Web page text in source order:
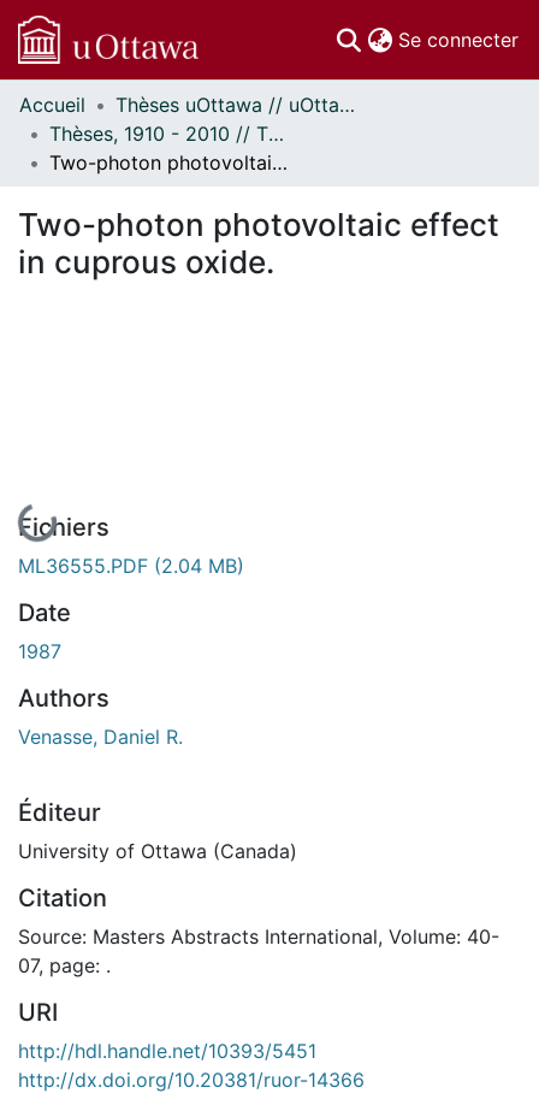
Se connecter
Communautés
et collections
Parcourir
À propos
Accueil
Thèses uOttawa // uOttawa Theses
Thèses, 1910 - 2010 // Theses, 1910 - 2010
Two-photon photovoltaic effect in cuprous oxide.
Two-photon photovoltaic effect
in cuprous oxide.
En cours de chargement...
Fichiers
ML36555.PDF (2.04 MB)
Date
1987
Authors
Venasse, Daniel R.
Éditeur
University of Ottawa (Canada)
Citation
Source: Masters Abstracts International, Volume: 40-
07, page: .
URI
http://hdl.handle.net/10393/5451
http://dx.doi.org/10.20381/ruor-14366